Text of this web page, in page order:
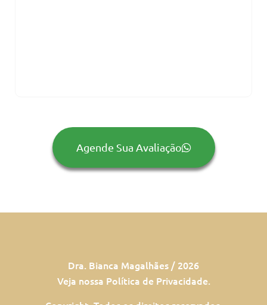
Agende Sua Avaliação
Dra. Bianca Magalhães / 2026
Veja nossa Política de Privacidade.